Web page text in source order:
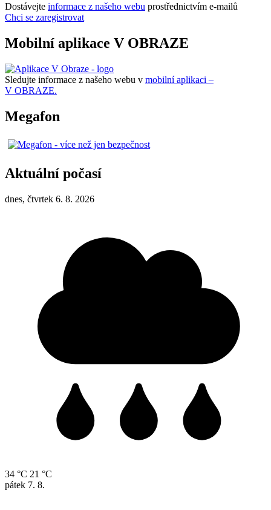
Dostávejte informace z našeho webu prostřednictvím e-mailů
Chci se zaregistrovat
Mobilní aplikace V OBRAZE
Sledujte informace z našeho webu v mobilní aplikaci –
V OBRAZE.
Megafon
Aktuální počasí
dnes, čtvrtek 6. 8. 2026
34 °C 21 °C
pátek 7. 8.